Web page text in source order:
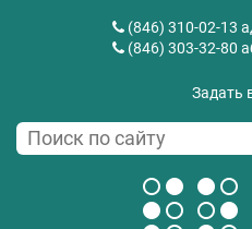
(846) 310-02-13
(846) 303-32-80
Задать